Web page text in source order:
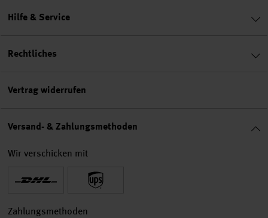
Hilfe & Service
Rechtliches
Vertrag widerrufen
Versand- & Zahlungsmethoden
Wir verschicken mit
Zahlungsmethoden